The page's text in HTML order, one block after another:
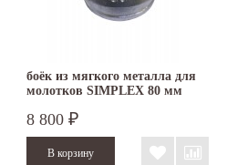
боёк из мягкого металла для
молотков SIMPLEX 80 мм
8 800 ₽